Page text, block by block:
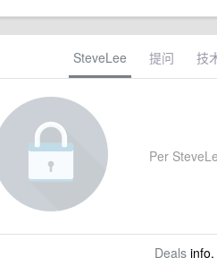
SteveLee 提问 技
Per
Dealsinfo,